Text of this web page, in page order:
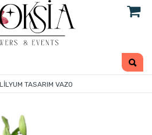
LILYUM TASARIM VAZO